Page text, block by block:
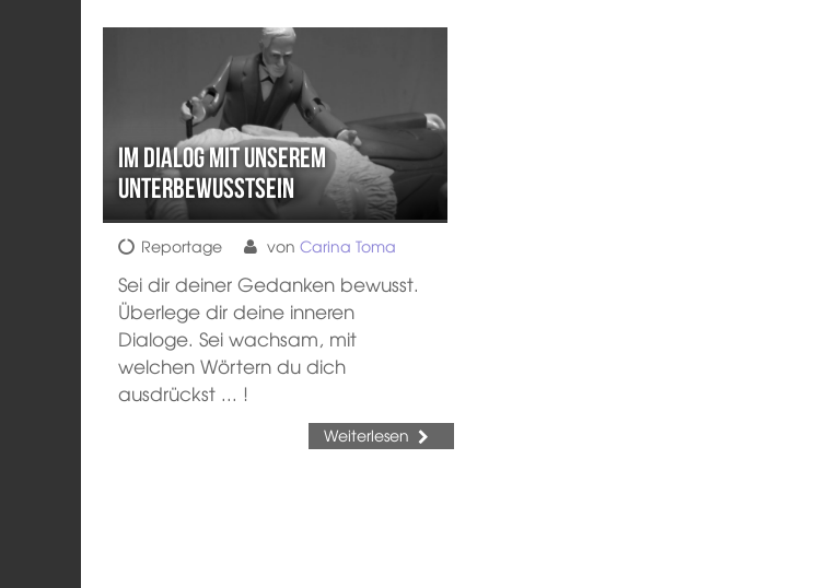
Im Dialog mit unserem
Unterbewusstsein
Reportage vonCarina Toma
Sei dir deiner Gedanken bewusst.
Überlege dir deine inneren
Dialoge. Sei wachsam, mit
welchen Wörtern du dich
ausdrückst ... !
Weiterlesen